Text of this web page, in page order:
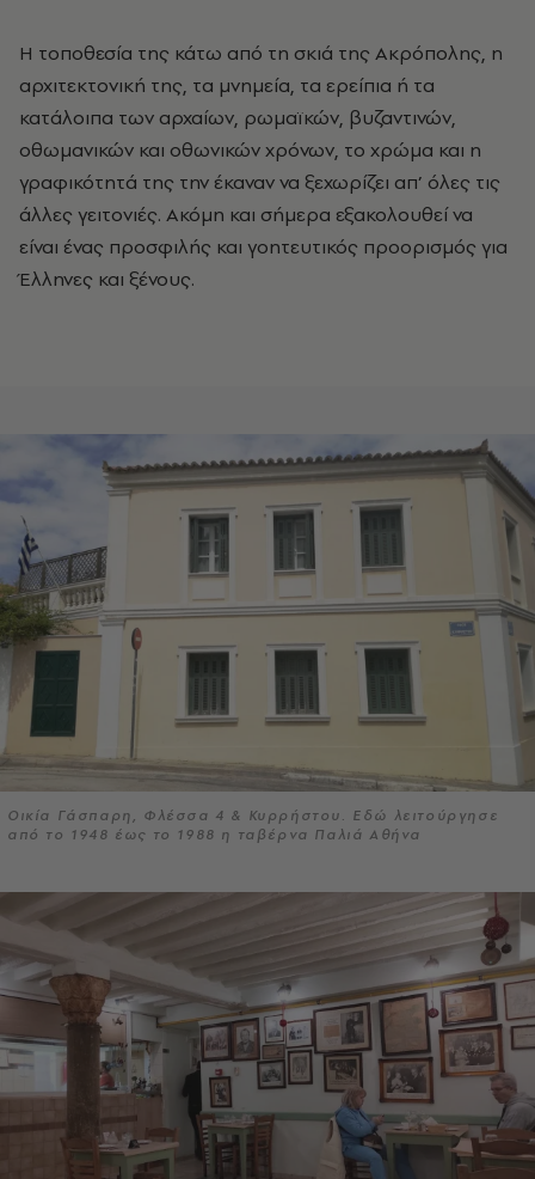
Η τοποθεσία της κάτω από τη σκιά της Ακρόπολης, η
αρχιτεκτονική της, τα μνημεία, τα ερείπια ή τα
κατάλοιπα των αρχαίων, ρωμαϊκών, βυζαντινών,
οθωμανικών και οθωνικών χρόνων, το χρώμα και η
γραφικότητά της την έκαναν να ξεχωρίζει απ’ όλες τις
άλλες γειτονιές. Ακόμη και σήμερα εξακολουθεί να
είναι ένας προσφιλής και γοητευτικός προορισμός για
Έλληνες και ξένους.
Οικία Γάσπαρη, Φλέσσα 4 & Κυρρήστου. Εδώ λειτούργησε
από το 1948 έως το 1988 η ταβέρνα Παλιά Αθήνα